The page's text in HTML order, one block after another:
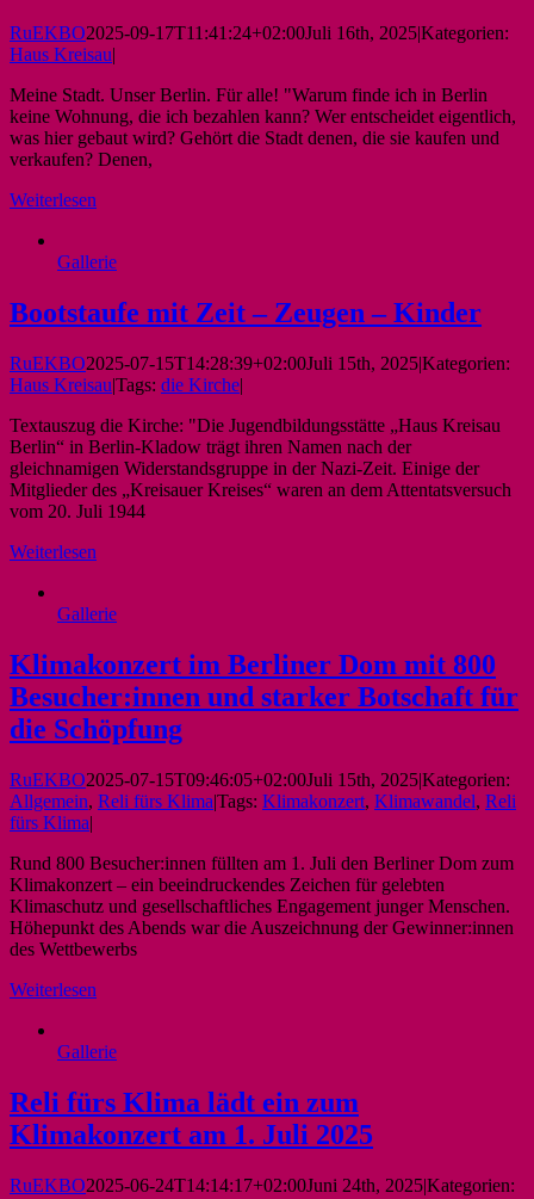
RuEKBO2025-09-17T11:41:24+02:00Juli 16th, 2025|Kategorien:
Haus Kreisau|
Meine Stadt. Unser Berlin. Für alle! "Warum finde ich in Berlin
keine Wohnung, die ich bezahlen kann? Wer entscheidet eigentlich,
was hier gebaut wird? Gehört die Stadt denen, die sie kaufen und
verkaufen? Denen,
Weiterlesen
Gallerie
Bootstaufe mit Zeit – Zeugen – Kinder
RuEKBO2025-07-15T14:28:39+02:00Juli 15th, 2025|Kategorien:
Haus Kreisau|Tags: die Kirche|
Textauszug die Kirche: "Die Jugendbildungsstätte „Haus Kreisau
Berlin“ in Berlin-Kladow trägt ihren Namen nach der
gleichnamigen Widerstandsgruppe in der Nazi-Zeit. Einige der
Mitglieder des „Kreisauer Kreises“ waren an dem Attentatsversuch
vom 20. Juli 1944
Weiterlesen
Gallerie
Klimakonzert im Berliner Dom mit 800
Besucher:innen und starker Botschaft für
die Schöpfung
RuEKBO2025-07-15T09:46:05+02:00Juli 15th, 2025|Kategorien:
Allgemein, Reli fürs Klima|Tags: Klimakonzert, Klimawandel, Reli
fürs Klima|
Rund 800 Besucher:innen füllten am 1. Juli den Berliner Dom zum
Klimakonzert – ein beeindruckendes Zeichen für gelebten
Klimaschutz und gesellschaftliches Engagement junger Menschen.
Höhepunkt des Abends war die Auszeichnung der Gewinner:innen
des Wettbewerbs
Weiterlesen
Gallerie
Reli fürs Klima lädt ein zum
Klimakonzert am 1. Juli 2025
RuEKBO2025-06-24T14:14:17+02:00Juni 24th, 2025|Kategorien: